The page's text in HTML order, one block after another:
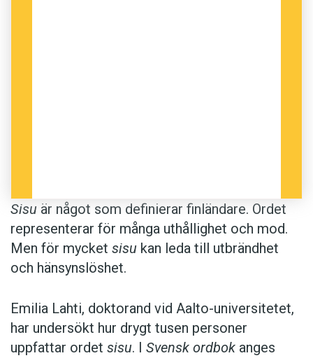
Sisu är något som definierar finländare. Ordet
representerar för många uthållighet och mod.
Men för mycket sisu kan leda till utbrändhet
och hänsynslöshet.
Emilia Lahti, doktorand vid Aalto-universitetet,
har undersökt hur drygt tusen personer
uppfattar ordet sisu. I Svensk ordbok anges